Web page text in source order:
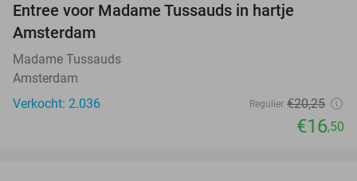
Entree voor Madame Tussauds in hartje
Amsterdam
Madame Tussauds
Amsterdam
Verkocht: 2.036
Regulier €20,25
€16,50